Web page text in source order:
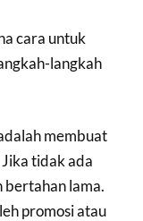
cara untuk
langkah
membuat
tidak ada
bertahan lama.
promosi atau